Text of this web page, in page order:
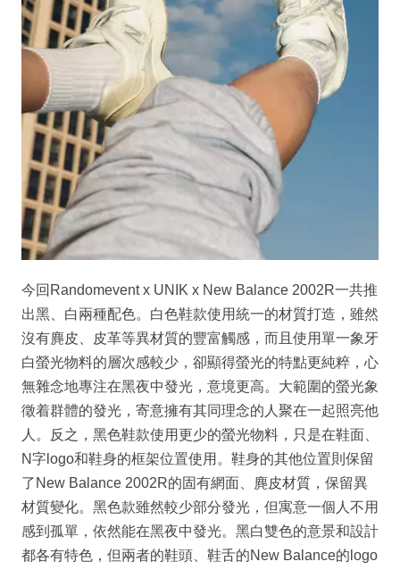
今回Randomevent x UNIK x New Balance 2002R一共推
出黑、白兩種配色。白色鞋款使用統一的材質打造，雖然
沒有麂皮、皮革等異材質的豐富觸感，而且使用單一象牙
白螢光物料的層次感較少，卻顯得螢光的特點更純粹，心
無雜念地專注在黑夜中發光，意境更高。大範圍的螢光象
徵着群體的發光，寄意擁有其同理念的人聚在一起照亮他
人。反之，黑色鞋款使用更少的螢光物料，只是在鞋面、
N字logo和鞋身的框架位置使用。鞋身的其他位置則保留
了New Balance 2002R的固有網面、麂皮材質，保留異
材質變化。黑色款雖然較少部分發光，但寓意一個人不用
感到孤單，依然能在黑夜中發光。黑白雙色的意景和設計
都各有特色，但兩者的鞋頭、鞋舌的New Balance的logo